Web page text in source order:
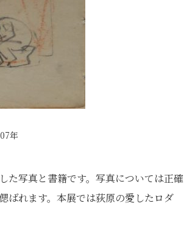
年
た写真と書籍です。写真については正確
ばれます。本展では荻原の愛したロダ